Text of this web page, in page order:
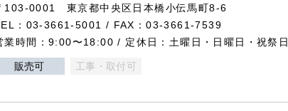
103-0001 東京都中央区日本橋小伝馬町8-6
：03-3661-5001 / FAX：03-3661-7539
業時間：9:00〜18:00 / 定休日：土曜日・日曜日・祝祭日
販売可 工事・取付可